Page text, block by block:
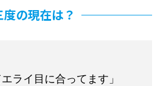
の現在は？
ライ目に合ってます」